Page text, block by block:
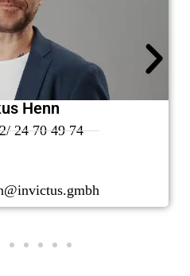
Henn
24 70 49 74